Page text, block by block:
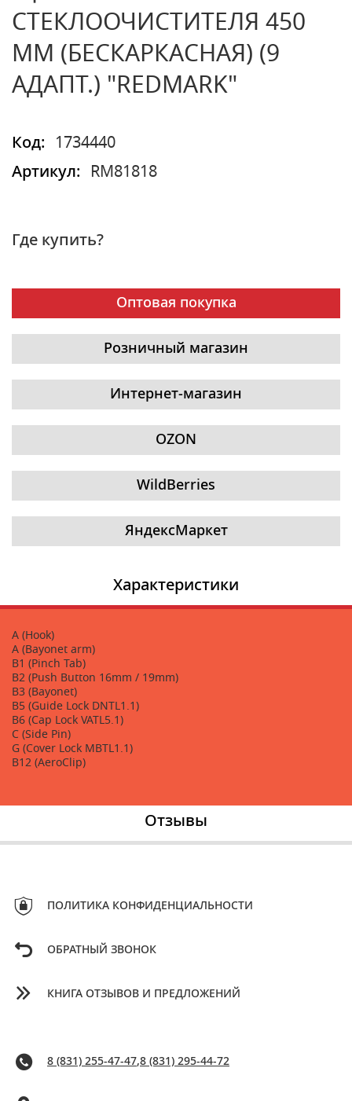
СТЕКЛООЧИСТИТЕЛЯ 450
ММ (БЕСКАРКАСНАЯ) (9
АДАПТ.) "REDMARK"
Код:
1734440
Артикул:
RM81818
Где купить?
Оптовая покупка
Розничный магазин
Интернет-магазин
OZON
WildBerries
ЯндексМаркет
Характеристики
A (Hook)
A (Bayonet arm)
B1 (Pinch Tab)
B2 (Push Button 16mm / 19mm)
B3 (Bayonet)
B5 (Guide Lock DNTL1.1)
B6 (Cap Lock VATL5.1)
C (Side Pin)
G (Cover Lock MBTL1.1)
B12 (AeroClip)
Отзывы
ПОЛИТИКА КОНФИДЕНЦИАЛЬНОСТИ
ОБРАТНЫЙ ЗВОНОК
КНИГА ОТЗЫВОВ И ПРЕДЛОЖЕНИЙ
8 (831) 255-47-47,8 (831) 295-44-72